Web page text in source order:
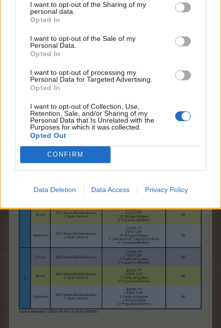
I want to opt-out of the Sharing of my
personal data.
Opted In
I want to opt-out of the Sale of my
Personal Data.
Opted In
I want to opt-out of processing my
Personal Data for Targeted Advertising.
Opted In
I want to opt-out of Collection, Use,
Retention, Sale, and/or Sharing of my
Personal Data that Is Unrelated with the
Purposes for which it was collected.
Opted Out
CONFIRM
Data Deletion Data Access Privacy Policy
Az első gazdaköri feladatsor beadandói és